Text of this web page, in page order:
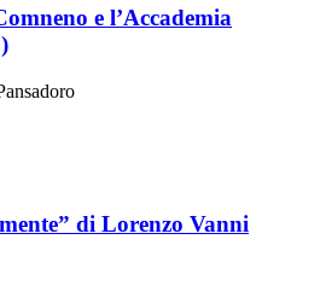
e l’Accademia
di Lorenzo Vanni